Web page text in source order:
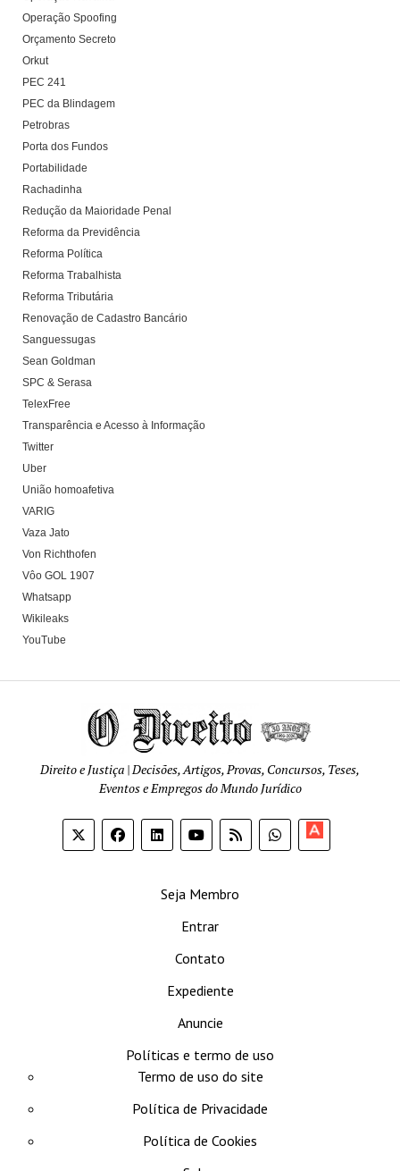
Operação Spoofing
Orçamento Secreto
Orkut
PEC 241
PEC da Blindagem
Petrobras
Porta dos Fundos
Portabilidade
Rachadinha
Redução da Maioridade Penal
Reforma da Previdência
Reforma Política
Reforma Trabalhista
Reforma Tributária
Renovação de Cadastro Bancário
Sanguessugas
Sean Goldman
SPC & Serasa
TelexFree
Transparência e Acesso à Informação
Twitter
Uber
União homoafetiva
VARIG
Vaza Jato
Von Richthofen
Vôo GOL 1907
Whatsapp
Wikileaks
YouTube
Direito e Justiça | Decisões, Artigos, Provas, Concursos, Teses,
Eventos e Empregos do Mundo Jurídico
Seja Membro
Entrar
Contato
Expediente
Anuncie
Políticas e termo de uso
Termo de uso do site
Política de Privacidade
Política de Cookies